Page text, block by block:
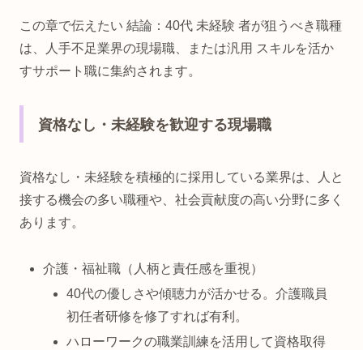
この章で伝えたい 結論：40代 未経験 者が狙うべき職種
は、人手不足業界の現場職、または汎用 スキルを活か
すサポート職に集約されます。
資格なし・未経験を歓迎する現場職
資格なし・未経験を積極的に採用している業界は、人と
接する機会の多い職種や、社会貢献度の高い分野に多く
あります。
介護・福祉職（人柄と責任感を重視）
40代の優しさや傾聴力が活かせる。介護職員
初任者研修を修了すれば有利。
ハローワークの職業訓練を活用して資格取得